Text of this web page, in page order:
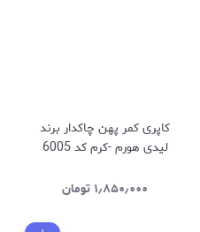
کاپری کمر پهن چاکدار برند
لیدی هورم -کرم کد 6005
۱٫۸۵۰٫۰۰۰ تومان